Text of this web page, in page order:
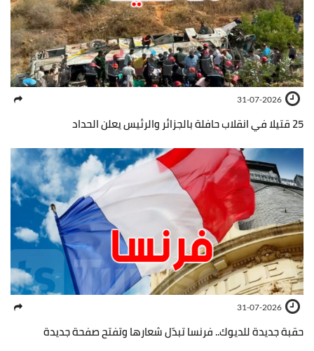
31-07-2026
25 قتيلا في انقلاب حافلة بالجزائر والرئيس يعلن الحداد
31-07-2026
حقبة جديدة للديوك.. فرنسا تبدّل شعارها وتفتح صفحة جديدة